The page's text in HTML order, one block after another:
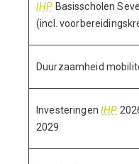
IHP Basisscholen
(incl.
Duurzaamheid
Investeringen IHP
2029